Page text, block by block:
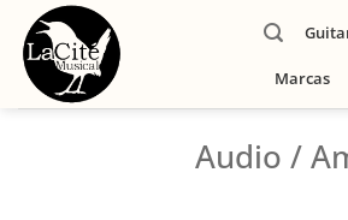
Marcas
Audio /